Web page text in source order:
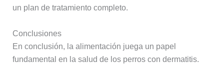
un plan de tratamiento completo.
Conclusiones
En conclusión, la alimentación juega un papel
fundamental en la salud de los perros con dermatitis.